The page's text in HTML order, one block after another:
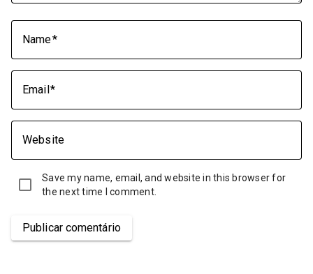
Name
Email
Website
Save my name, email, and website in this browser for
the next time I comment.
Publicar comentário